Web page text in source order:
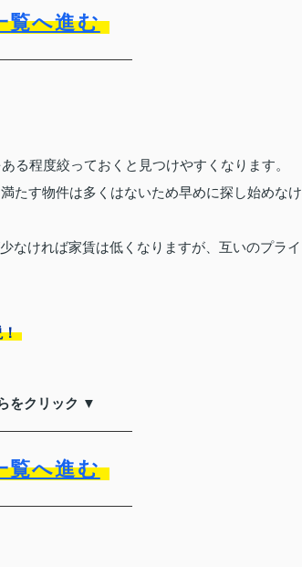
覧へ進む
る程度絞っておくと見つけやすくなります。
たす物件は多くはないため早めに探し始めなけ
なければ家賃は低くなりますが、互いのプライ
！
をクリック ▼
覧へ進む